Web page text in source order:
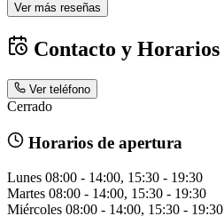
Ver más reseñas
Contacto y Horarios
Ver teléfono
Cerrado
Horarios de apertura
Lunes 08:00 - 14:00, 15:30 - 19:30
Martes 08:00 - 14:00, 15:30 - 19:30
Miércoles 08:00 - 14:00, 15:30 - 19:30